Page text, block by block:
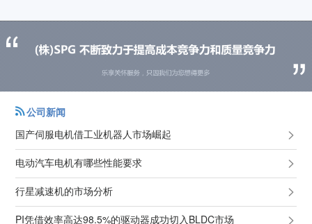
公司新闻
国产伺服电机借工业机器人市场崛起
电动汽车电机有哪些性能要求
行星减速机的市场分析
PI凭借效率高达98.5%的驱动器成功切入BLDC市场